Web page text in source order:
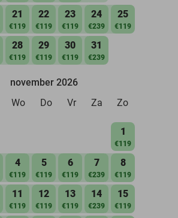
21
€119
22
€119
23
€119
24
€239
25
€119
28
€119
29
€119
30
€119
31
€239
november 2026
Wo Do Vr Za Zo
1
€119
4
€119
5
€119
6
€119
7
€239
8
€119
11
€119
12
€119
13
€119
14
€239
15
€119